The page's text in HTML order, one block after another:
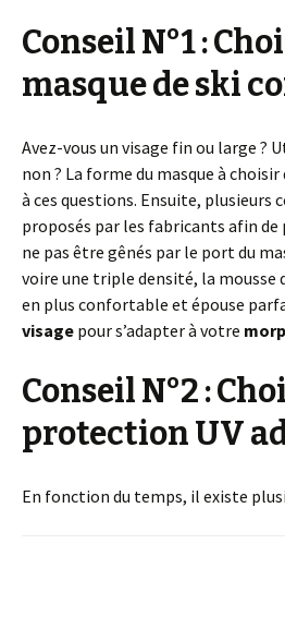
Conseil N°1 :
masque de ski
Avez-vous un visage fin ou large ?
non ? La forme du masque à
à ces questions. Ensuite, plusieurs
proposés par les fabricants afin de
ne pas être gênés par le port du
voire une triple densité, la mousse
en plus confortable et épouse
visage pour s’adapter à votre
Conseil N°2 :
protection UV
En fonction du temps, il existe